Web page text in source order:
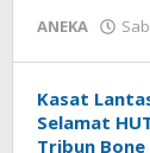
ANEKA
Kasat
Selamat
Tribun Bone